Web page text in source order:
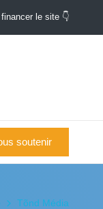
le site 👇
soutenir
Tõnd Média